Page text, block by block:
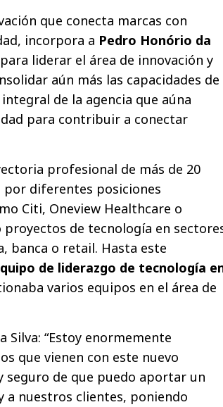
que conecta marcas con
incorpora a Pedro Honório da
liderar el área de innovación y
aún más las capacidades de
de la agencia que aúna
para contribuir a conectar
profesional de más de 20
por diferentes posiciones
Citi, Oneview Healthcare o
de tecnología en
banca o retail. Hasta este
de liderazgo de tecnología
varios equipos en el área de
Silva: “Estoy enormemente
que vienen con este nuevo
seguro de que puedo aportar un
a nuestros clientes, poniendo